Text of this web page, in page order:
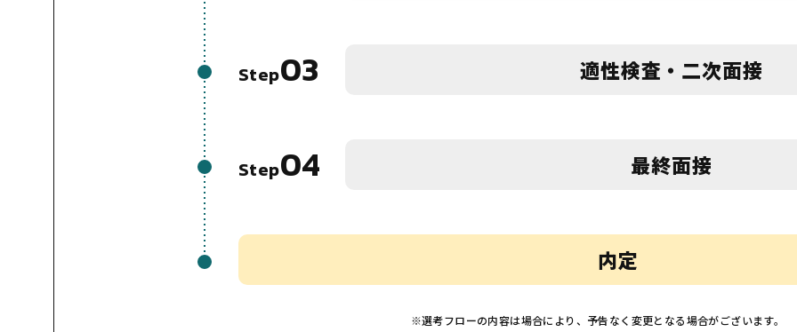
Step03 適性検査・二次面接
Step04 最終面接
内定
※選考フローの内容は場合により、予告なく変更となる場合がございます。